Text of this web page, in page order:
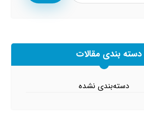
دسته بندی مقالات
دسته‌بندی نشده